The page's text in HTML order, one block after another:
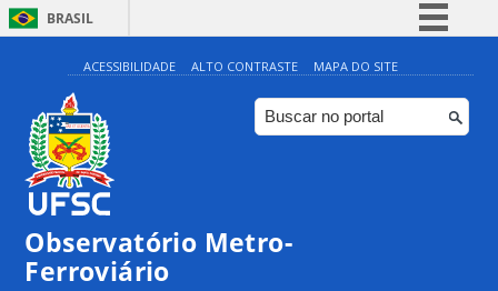
BRASIL
Simplifique!
Comunica BR
Participe
ACESSIBILIDADE ALTO CONTRASTE MAPA DO SITE
Observatório Metro-
Ferroviário